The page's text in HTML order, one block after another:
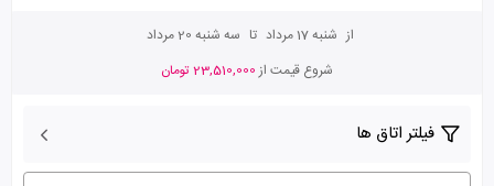
از شنبه 17 مرداد تا سه شنبه 20 مرداد
شروع قیمت از23,510,000 تومان
فیلتر اتاق ها